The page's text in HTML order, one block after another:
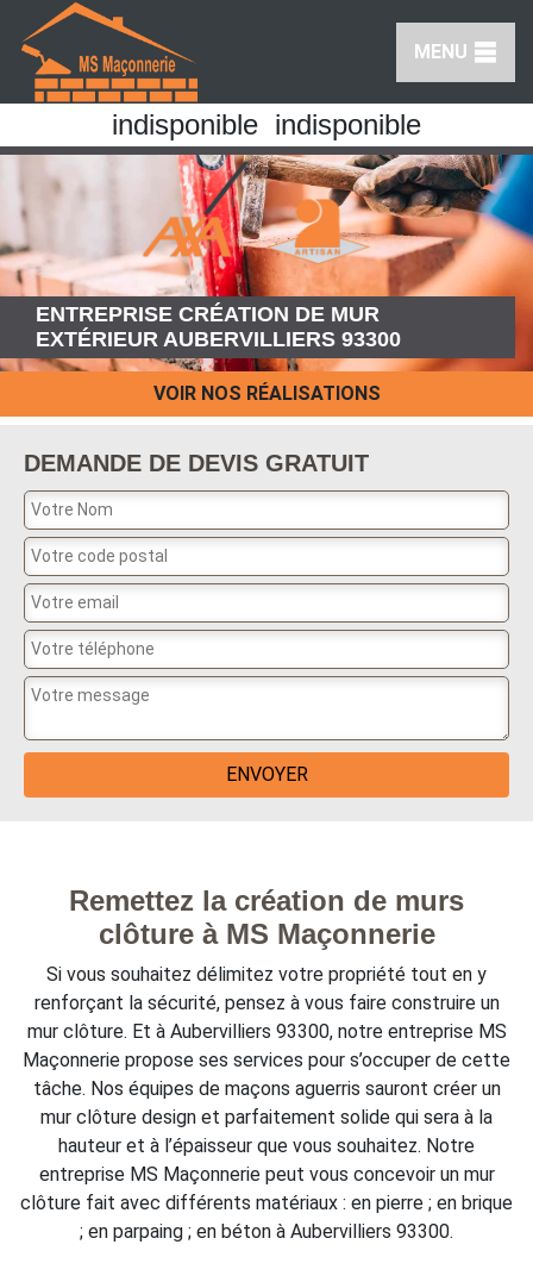
MENU
indisponible indisponible
ENTREPRISE CRÉATION DE MUR
EXTÉRIEUR AUBERVILLIERS 93300
VOIR NOS RÉALISATIONS
DEMANDE DE DEVIS GRATUIT
Remettez la création de murs
clôture à MS Maçonnerie
Si vous souhaitez délimitez votre propriété tout en y
renforçant la sécurité, pensez à vous faire construire un
mur clôture. Et à Aubervilliers 93300, notre entreprise MS
Maçonnerie propose ses services pour s’occuper de cette
tâche. Nos équipes de maçons aguerris sauront créer un
mur clôture design et parfaitement solide qui sera à la
hauteur et à l’épaisseur que vous souhaitez. Notre
entreprise MS Maçonnerie peut vous concevoir un mur
clôture fait avec différents matériaux : en pierre ; en brique
; en parpaing ; en béton à Aubervilliers 93300.